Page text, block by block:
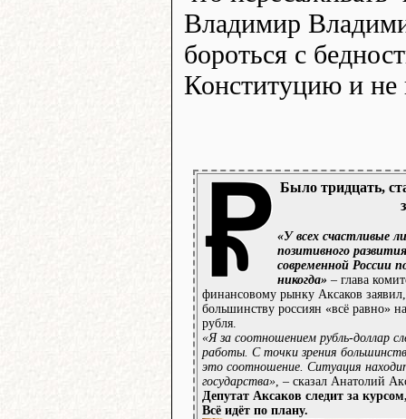
Владимир
бороться с
Конституцию и не
Было тридцать,
«У всех счастливые
позитивного
современной России
никогда» – глава
финансовому рынку Аксаков
большинству россиян «всё равно»
рубля.
«Я за соотношением рубль-доллар
работы. С точки зрения
это соотношение. Ситуация
государства», – сказал Анатолий
Депутат Аксаков следит за
Всё идёт по плану.